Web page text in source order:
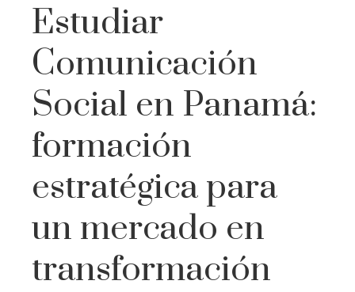
Estudiar
Comunicación
Social en Panamá:
formación
estratégica para
un mercado en
transformación